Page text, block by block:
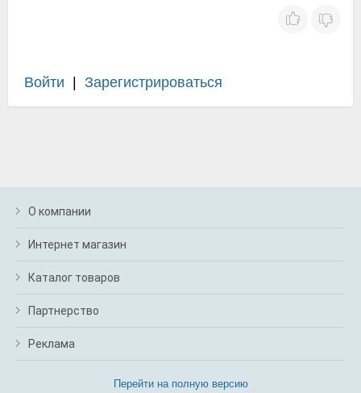
Войти Зарегистрироваться
О компании
Интернет магазин
Каталог товаров
Партнерство
Реклама
Перейти на полную версию